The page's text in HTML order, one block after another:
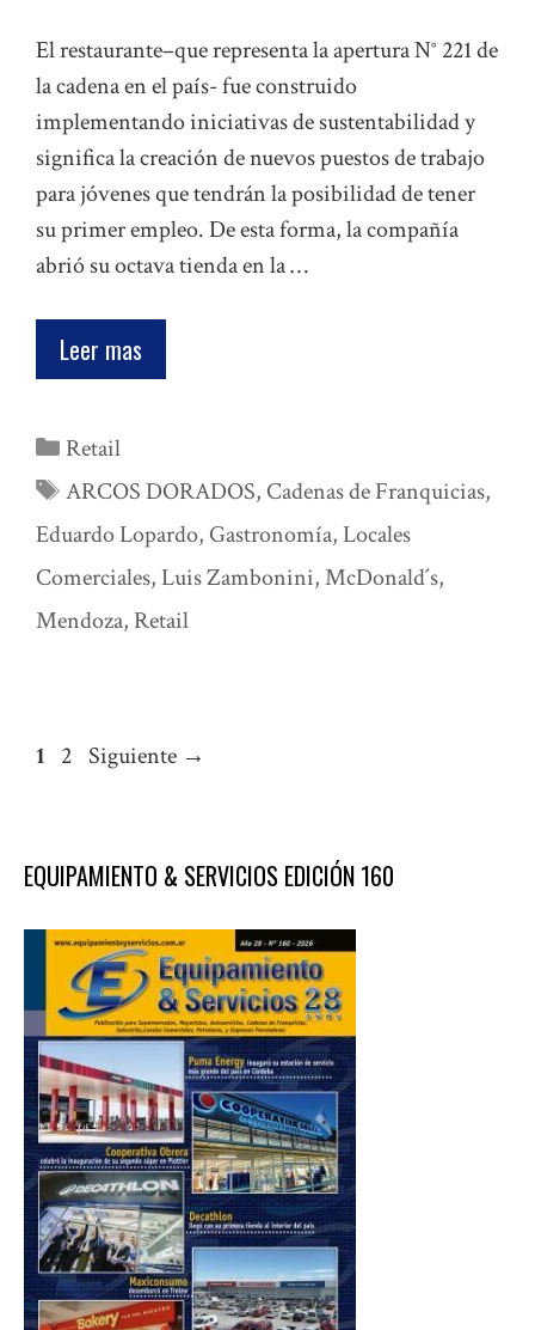
El restaurante–que representa la apertura N° 221 de
la cadena en el país- fue construido
implementando iniciativas de sustentabilidad y
significa la creación de nuevos puestos de trabajo
para jóvenes que tendrán la posibilidad de tener
su primer empleo. De esta forma, la compañía
abrió su octava tienda en la …
Leer mas
Categorías
Retail
Etiquetas
ARCOS DORADOS, Cadenas de Franquicias,
Eduardo Lopardo, Gastronomía,Locales
Comerciales,Luis Zambonini,McDonald´s,
Mendoza, Retail
Página
1 Página
2 Siguiente →
EQUIPAMIENTO & SERVICIOS EDICIÓN 160